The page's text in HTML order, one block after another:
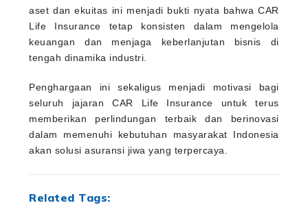
aset dan ekuitas ini menjadi bukti nyata bahwa CAR
Life Insurance tetap konsisten dalam mengelola
keuangan dan menjaga keberlanjutan bisnis di
tengah dinamika industri.
Penghargaan ini sekaligus menjadi motivasi bagi
seluruh jajaran CAR Life Insurance untuk terus
memberikan perlindungan terbaik dan berinovasi
dalam memenuhi kebutuhan masyarakat Indonesia
akan solusi asuransi jiwa yang terpercaya.
Related Tags: